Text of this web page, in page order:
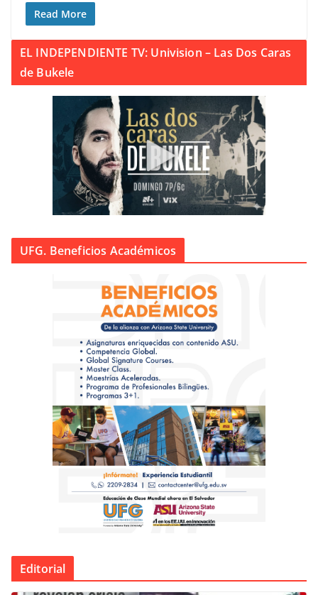
Read More
EL INDEPENDIENTE TV: Univision – Las Dos Caras
de Bukele
UFG. Beneficios Académicos
Editorial